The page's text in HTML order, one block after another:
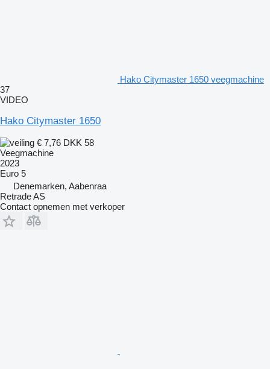
Hako Citymaster 1650 veegmachine
37
VIDEO
Hako Citymaster 1650
€ 7,76 DKK 58
Veegmachine
2023
Euro 5
Denemarken, Aabenraa
Retrade AS
Contact opnemen met verkoper